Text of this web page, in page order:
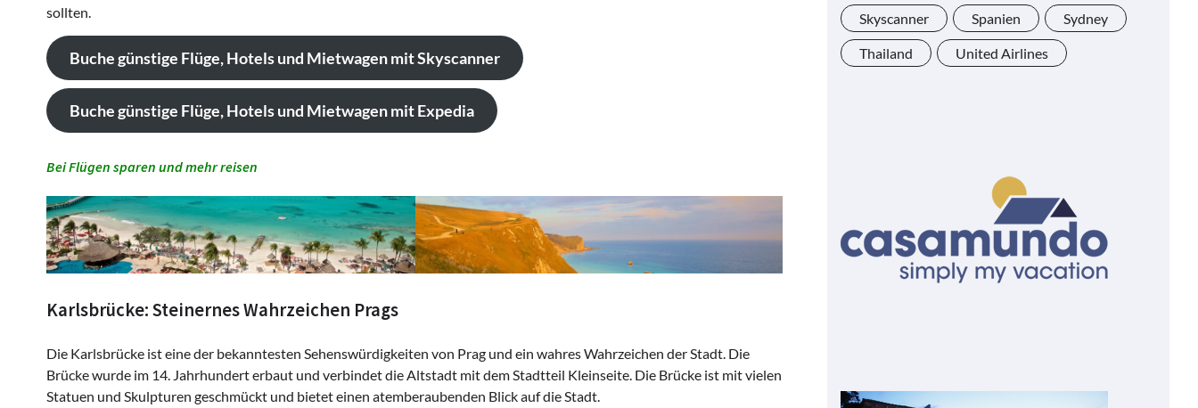
sollten.
Buche günstige Flüge, Hotels und Mietwagen mit Skyscanner
Buche günstige Flüge, Hotels und Mietwagen mit Expedia
Bei Flügen sparen und mehr reisen
Karlsbrücke: Steinernes Wahrzeichen Prags
Die Karlsbrücke ist eine der bekanntesten Sehenswürdigkeiten von Prag und ein wahres Wahrzeichen der Stadt. Die
Brücke wurde im 14. Jahrhundert erbaut und verbindet die Altstadt mit dem Stadtteil Kleinseite. Die Brücke ist mit vielen
Statuen und Skulpturen geschmückt und bietet einen atemberaubenden Blick auf die Stadt.
Skyscanner Spanien Sydney
Thailand United Airlines